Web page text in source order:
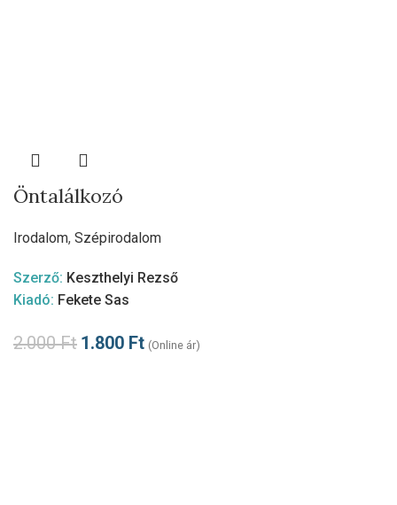
Öntalálkozó
Irodalom, Szépirodalom
Szerző: Keszthelyi Rezső
Kiadó: Fekete Sas
2.000Ft 1.800 Ft (Online ár)